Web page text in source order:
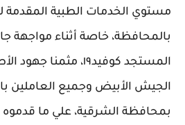
مستوي الخدمات الطبية المقدمة
بالمحافظة، خاصة أثناء مواجهة
المستجد كوفيد١٩،
الجيش الأبيض وجميع العاملين
بمحافظة الشرقية، علي ما